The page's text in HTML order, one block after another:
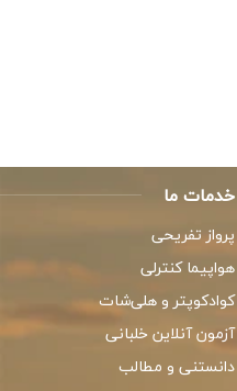
خدمات ما
پرواز تفریحی
هواپیما کنترلی
کوادکوپتر و هلی‌شات
آزمون آنلاین خلبانی
دانستنی و مطالب